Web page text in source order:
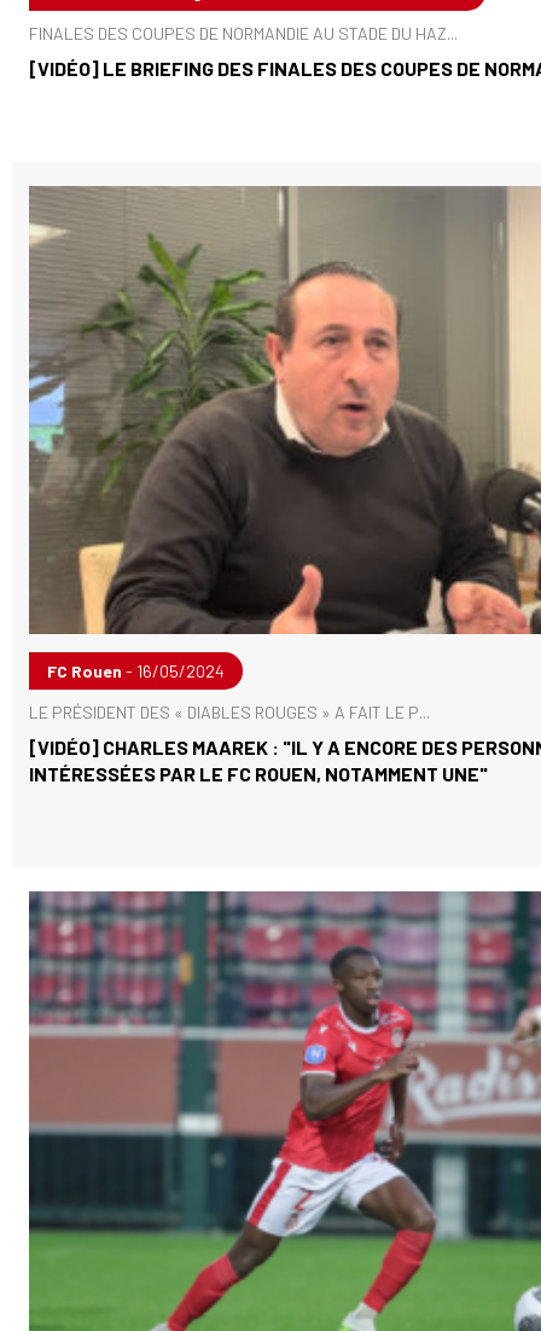
FINALES DES COUPES DE NORMANDIE AU STADE DU HAZ...
[VIDÉO] LE BRIEFING DES FINALES DES COUPES DE
FC Rouen - 16/05/2024
LE PRÉSIDENT DES « DIABLES ROUGES » A FAIT LE P...
[VIDÉO] CHARLES MAAREK : "IL Y A ENCORE DES
INTÉRESSÉES PAR LE FC ROUEN, NOTAMMENT UNE"